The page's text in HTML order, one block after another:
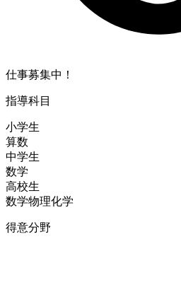
仕事募集中！
指導科目
小学生
算数
中学生
数学
高校生
数学物理化学
得意分野